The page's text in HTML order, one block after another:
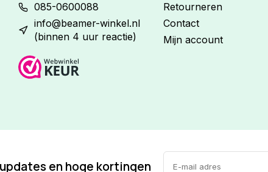
085-0600088
info@beamer-winkel.nl
(binnen 4 uur reactie)
Retourneren
Contact
Mijn account
en hoge kortingen